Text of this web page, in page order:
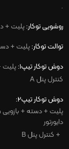
.
روشویی توکار:پلیت +
توالت توکار:پلیت +
دوش توکار تیپ1: پلیت
کنترل پنل A
دوش توکار تیپ2:
پلیت + دسته +
دایورتور
+ کنترل پنلB